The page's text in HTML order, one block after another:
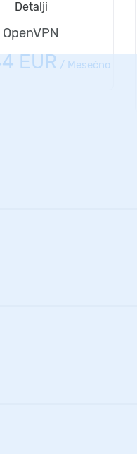
Detalji
OpenVPN
EUR / Mesečno